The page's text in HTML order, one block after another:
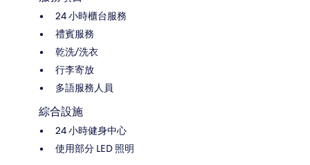
24 小時櫃台服務
禮賓服務
乾洗/洗衣
行李寄放
多語服務人員
綜合設施
24 小時健身中心
使用部分 LED 照明